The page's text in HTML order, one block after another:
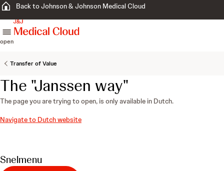
Back to Johnson & Johnson Medical Cloud
open
Transfer of Value
The "Janssen way"
The page you are trying to open, is only available in Dutch.
Navigate to Dutch website
Snelmenu